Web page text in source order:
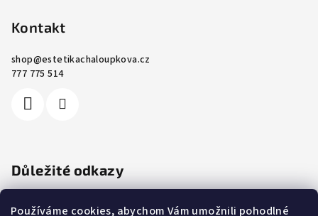
Používáme cookies, abychom Vám umožnili pohodlné
Kontakt
shop@estetikachaloupkova.cz
777 775 514
Důležité odkazy